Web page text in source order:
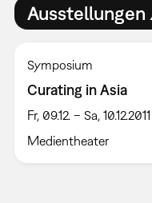
Symposium
Curating in Asia
Fr, 09.12. – Sa, 10.12.2011
Medientheater